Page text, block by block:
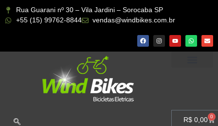
Rua Guarani nº 30 – Vila Jardini – Sorocaba SP
+55 (15) 99762-8844
vendas@windbikes.com.br
R$ 0,00 0